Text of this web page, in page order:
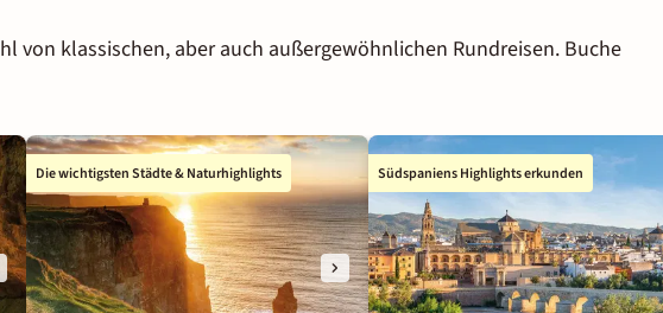
von klassischen, aber auch außergewöhnlichen Rundreisen. Buche
Die wichtigsten Städte & Naturhighlights Südspaniens Highlights erkunden